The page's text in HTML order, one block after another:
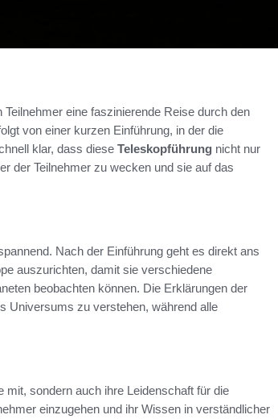
Teilnehmer eine faszinierende Reise durch den
von einer kurzen Einführung, in der die
klar, dass diese Teleskopführung nicht nur
der Teilnehmer zu wecken und sie auf das
Nach der Einführung geht es direkt ans
auszurichten, damit sie verschiedene
beobachten können. Die Erklärungen der
Universums zu verstehen, während alle
sondern auch ihre Leidenschaft für die
einzugehen und ihr Wissen in verständlicher